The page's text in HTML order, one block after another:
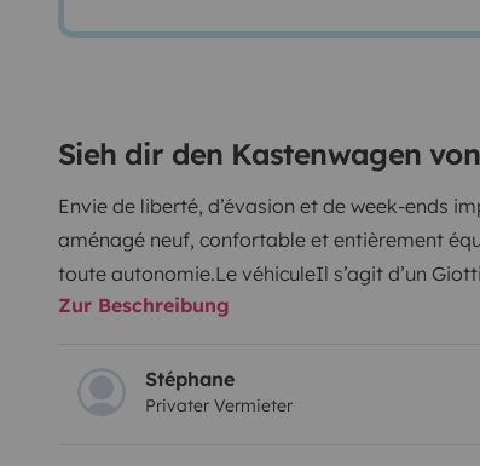
Sieh dir den Kastenwagen
Envie de liberté, d’évasion et de week-ends
aménagé neuf, confortable et entièrement
toute autonomie.Le véhiculeIl s’agit d’un
2.2L BlueHDI 140 ch, mis en circulation en
ses dimensions (5,99 m de long et 2,65 m de
équipé pour rendre la route agréable :
Zur Beschreibung
Stéphane
Privater Vermieter